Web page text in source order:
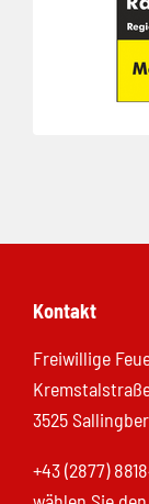
Kontakt
Freiwillige
3525
+43 (2877)